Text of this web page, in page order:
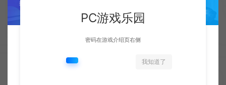
PC游戏乐园
密码在游戏介绍页右侧
我知道了